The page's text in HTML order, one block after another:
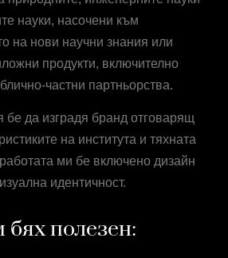
науки, насочени към
на нови научни знания или
продукти, включително
частни партньорства.
бе да изградя бранд отговарящ
на института и тяхната
ми бе включено дизайн
идентичност.
полезен: